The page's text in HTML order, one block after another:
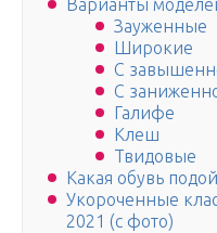
Варианты
Зауженные
Широкие
С
С
Галифе
Клеш
Твидовые
Какая обувь
Укороченные
2021 (с фото)